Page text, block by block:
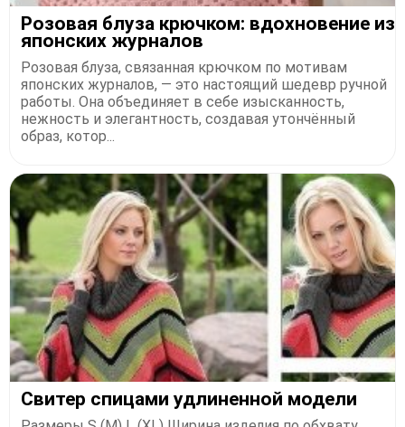
Розовая блуза крючком: вдохновение из
японских журналов
Розовая блуза, связанная крючком по мотивам
японских журналов, — это настоящий шедевр ручной
работы. Она объединяет в себе изысканность,
нежность и элегантность, создавая утончённый
образ, котор...
Свитер спицами удлиненной модели